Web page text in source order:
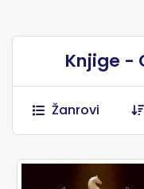
Knjige -
Žanrovi